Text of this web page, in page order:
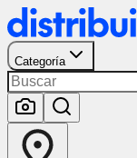
Categoría